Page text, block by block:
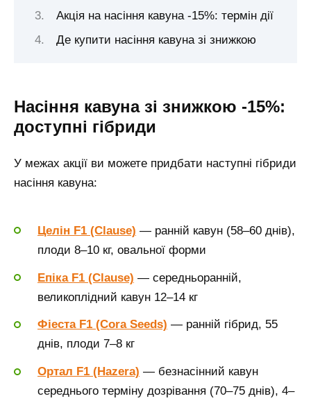
Акція на насіння кавуна -15%: термін дії
Де купити насіння кавуна зі знижкою
Насіння кавуна зі знижкою -15%:
доступні гібриди
У межах акції ви можете придбати наступні гібриди
насіння кавуна:
Целін F1 (Clause) — ранній кавун (58–60 днів),
плоди 8–10 кг, овальної форми
Епіка F1 (Clause) — середньоранній,
великоплідний кавун 12–14 кг
Фіеста F1 (Cora Seeds) — ранній гібрид, 55
днів, плоди 7–8 кг
Ортал F1 (Hazera) — безнасінний кавун
середнього терміну дозрівання (70–75 днів), 4–